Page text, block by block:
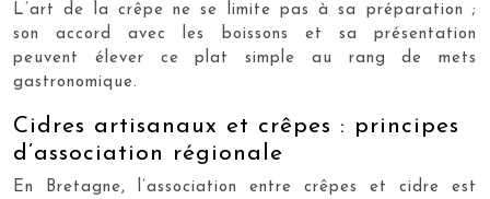
L’art de la crêpe ne se limite pas à sa préparation ;
son accord avec les boissons et sa présentation
peuvent élever ce plat simple au rang de mets
gastronomique.
Cidres artisanaux et crêpes : principes
d’association régionale
En Bretagne, l’association entre crêpes et cidre est